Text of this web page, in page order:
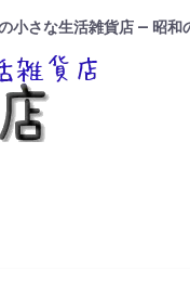
小さな生活雑貨店 — 昭和